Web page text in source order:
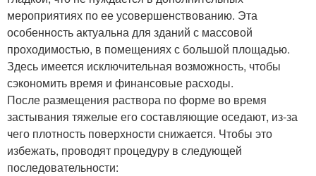
мероприятиях по ее усовершенствованию. Эта
особенность актуальна для зданий с массовой
проходимостью, в помещениях с большой площадью.
Здесь имеется исключительная возможность, чтобы
сэкономить время и финансовые расходы.
После размещения раствора по форме во время
застывания тяжелые его составляющие оседают, из-за
чего плотность поверхности снижается. Чтобы это
избежать, проводят процедуру в следующей
последовательности: